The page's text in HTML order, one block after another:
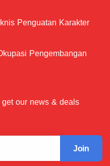
Penguatan Karakter
Pengembangan
our news & deals